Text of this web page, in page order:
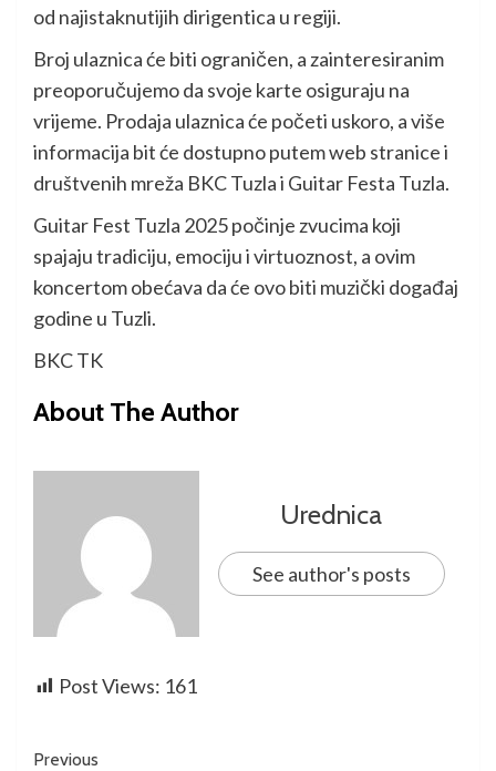
od najistaknutijih dirigentica u regiji.
Broj ulaznica će biti ograničen, a zainteresiranim
preoporučujemo da svoje karte osiguraju na
vrijeme. Prodaja ulaznica će početi uskoro, a više
informacija bit će dostupno putem web stranice i
društvenih mreža BKC Tuzla i Guitar Festa Tuzla.
Guitar Fest Tuzla 2025 počinje zvucima koji
spajaju tradiciju, emociju i virtuoznost, a ovim
koncertom obećava da će ovo biti muzički događaj
godine u Tuzli.
BKC TK
About The Author
Urednica
See author's posts
Post Views: 161
Previous